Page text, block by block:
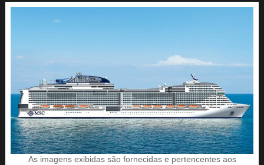
As imagens exibidas são fornecidas e pertencentes aos